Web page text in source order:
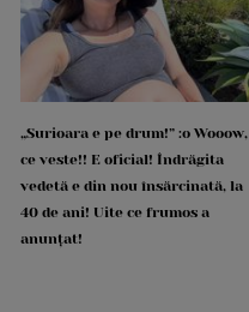
„Surioara e pe drum!” :o Wooow,
ce veste!! E oficial! Îndrăgita
vedetă e din nou însărcinată, la
40 de ani! Uite ce frumos a
anunțat!